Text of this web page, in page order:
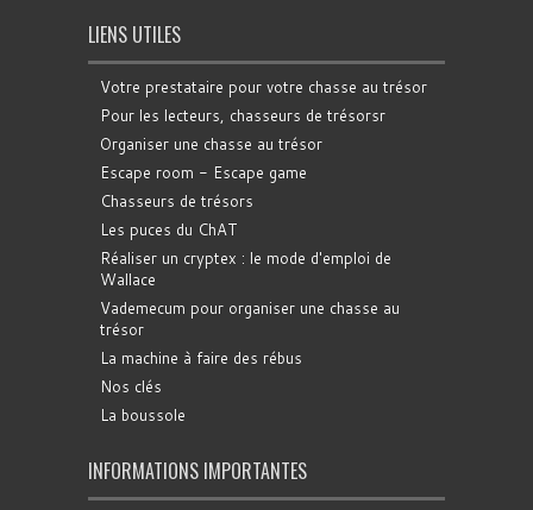
LIENS UTILES
Votre prestataire pour votre chasse au trésor
Pour les lecteurs, chasseurs de trésorsr
Organiser une chasse au trésor
Escape room - Escape game
Chasseurs de trésors
Les puces du ChAT
Réaliser un cryptex : le mode d'emploi de
Wallace
Vademecum pour organiser une chasse au
trésor
La machine à faire des rébus
Nos clés
La boussole
INFORMATIONS IMPORTANTES